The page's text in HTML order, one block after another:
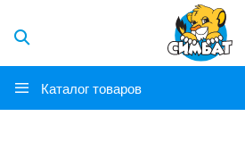
Каталог товаров